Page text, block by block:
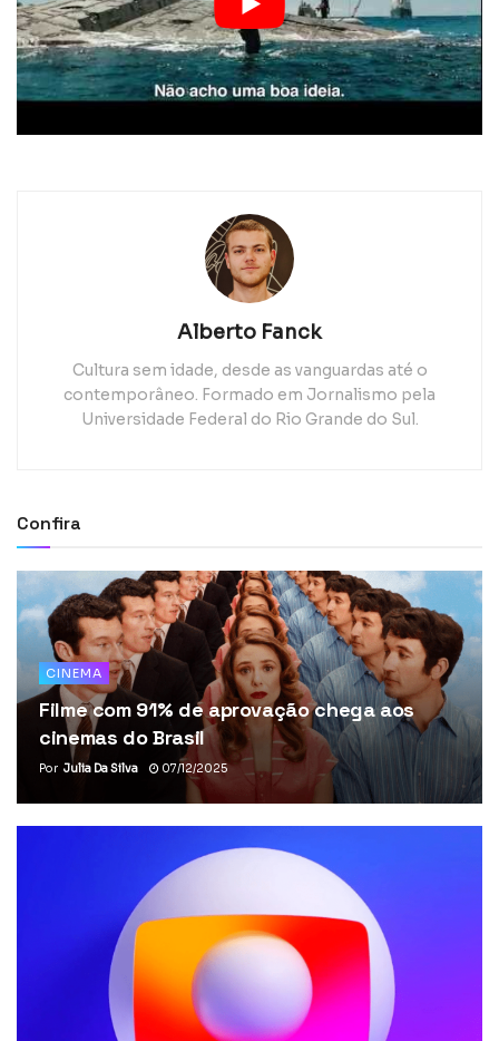
Alberto Fanck
Cultura sem idade, desde as vanguardas até o
contemporâneo. Formado em Jornalismo pela
Universidade Federal do Rio Grande do Sul.
Confira
CINEMA
Filme com 91% de aprovação chega aos
cinemas do Brasil
Por Julia Da Silva 07/12/2025